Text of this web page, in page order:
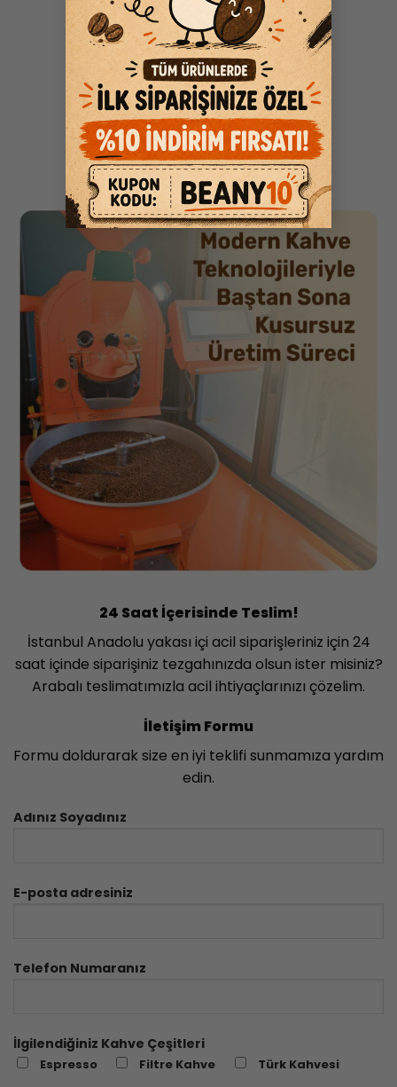
24 Saat İçerisinde Teslim!
İstanbul Anadolu yakası içi acil siparişleriniz için 24
saat içinde siparişiniz tezgahınızda olsun ister misiniz?
Arabalı teslimatımızla acil ihtiyaçlarınızı çözelim.
İletişim Formu
Formu doldurarak size en iyi teklifi sunmamıza yardım
edin.
Adınız Soyadınız
E-posta adresiniz
Telefon Numaranız
İlgilendiğiniz Kahve Çeşitleri
Espresso Filtre Kahve
Türk Kahvesi